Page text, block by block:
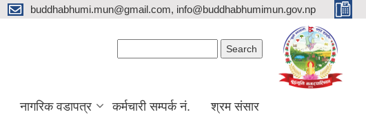
buddhabhumi.mun@gmail.com, info@buddhabhumimun.gov.np
नागरिक वडापत्र कर्मचारी सम्पर्क नं. श्रम संसार